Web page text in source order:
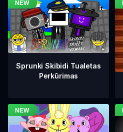
Sprunki Skibidi Tualetas
Perkūrimas